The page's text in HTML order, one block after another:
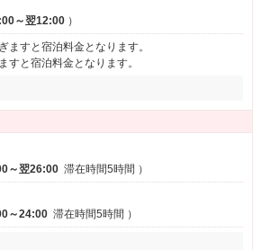
～翌12:00 ）
ますと宿泊料金となります。
すと宿泊料金となります。
～翌26:00 滞在時間5時間 ）
～24:00 滞在時間5時間 ）